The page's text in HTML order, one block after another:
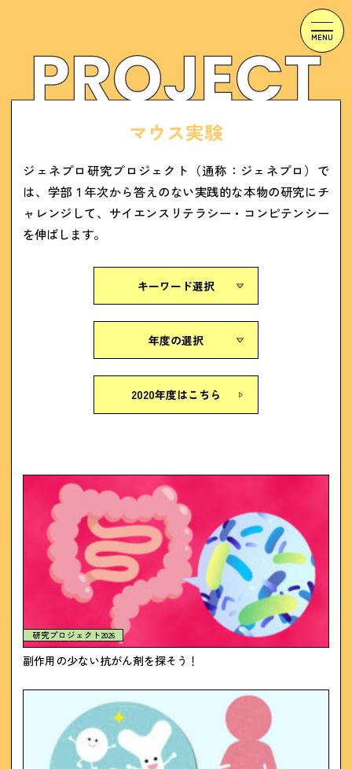
マウス実験
ジェネプロ研究プロジェクト（通称：ジェネプロ）で
は、学部１年次から答えのない実践的な本物の研究にチ
ャレンジして、サイエンスリテラシー・コンピテンシー
を伸ばします。
キーワード選択
年度の選択
2020年度はこちら
研究プロジェクト2026
副作用の少ない抗がん剤を探そう！